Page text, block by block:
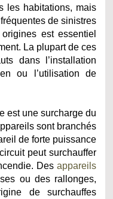
les habitations, mais
de sinistres
est essentiel
La plupart de ces
dans l’installation
ou l’utilisation de
est une surcharge du
sont branchés
de forte puissance
peut surchauffer
Desappareils
ou des rallonges,
de surchauffes